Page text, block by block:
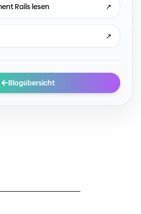
Rails lesen ↗
↗
Blogübersicht